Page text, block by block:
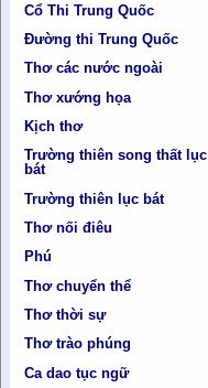
Cổ Thi Trung Quốc
Đường thi Trung Quốc
Thơ các nước ngoài
Thơ xướng họa
Kịch thơ
Trường thiên song thất lục
bát
Trường thiên lục bát
Thơ nối điêu
Phú
Thơ chuyển thể
Thơ thời sự
Thơ trào phúng
Ca dao tục ngữ